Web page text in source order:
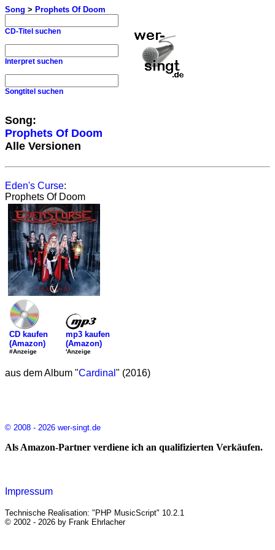
Song > Prophets Of Doom
CD-Titel suchen
Interpret suchen
Songtitel suchen
Song:
Prophets Of Doom
Alle Versionen
Eden's Curse:
Prophets Of Doom
CD kaufen
(Amazon)
#Anzeige
mp3 kaufen
(Amazon)
'Anzeige
aus dem Album "Cardinal " (2016)
© 2008 - 2026 wer-singt.de
Als Amazon-Partner verdiene ich an qualifizierten Verkäufen.
Impressum
Technische Realisation: "PHP MusicScript" 10.2.1
© 2002 - 2026 by Frank Ehrlacher